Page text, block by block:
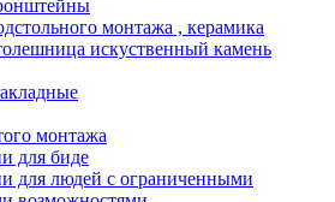
монтажа , керамика
искуственный камень
монтажа
для биде
для людей с ограниченными